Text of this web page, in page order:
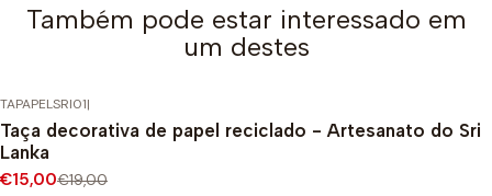
Também pode estar interessado em
um destes
DESCONTO
TAPAPELSRI01|
Taça decorativa de papel reciclado - Artesanato do Sri
Lanka
€15,00€19,00